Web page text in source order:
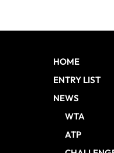
HOME
ENTRY LIST
NEWS
WTA
ATP